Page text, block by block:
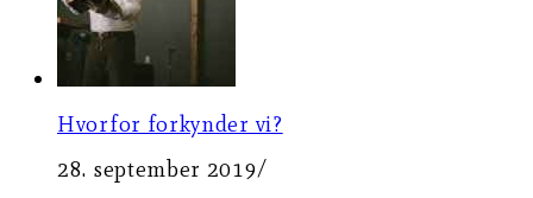
Hvorfor forkynder vi?
28. september 2019/